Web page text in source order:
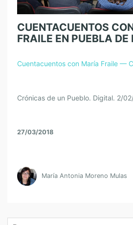
CUENTACUENTOS
FRAILE EN PUEBLA
Cuentacuentos con María Fraile —
Crónicas de un Pueblo. Digital. 2/
27/03/2018
María Antonia Moreno Mulas